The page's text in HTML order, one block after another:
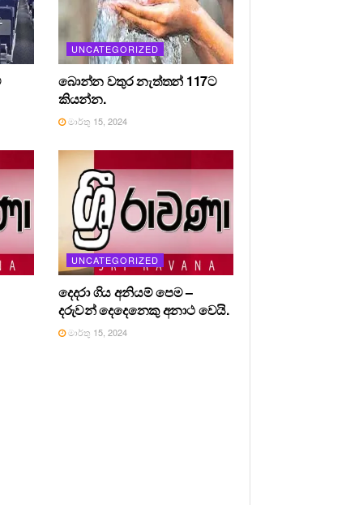
UNCATEGORIZED
බොන්න වතුර නැත්තන් 117ට
කියන්න.
මාර්තු 15, 2024
UNCATEGORIZED
දෙදරා ගිය අනියම් පෙම –
දරුවන් දෙදෙනෙකු අනාථ වෙයි.
මාර්තු 15, 2024